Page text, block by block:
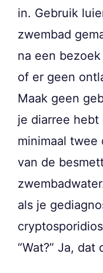
in. Gebruik
zwembad
na een
of er geen
Maak geen
je diarree hebt
minimaal twee
van de
als je
“Wat?” Ja, dat